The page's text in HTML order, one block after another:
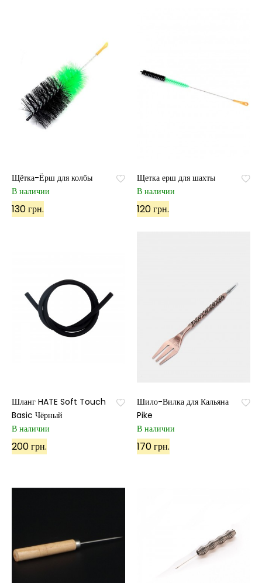
Щётка-Ёрш для колбы
В наличии
130 грн.
Щетка ерш для шахты
В наличии
120 грн.
Шланг HATE Soft Touch
Basic Чёрный
В наличии
200 грн.
Шило-Вилка для Кальяна
Pike
В наличии
170 грн.